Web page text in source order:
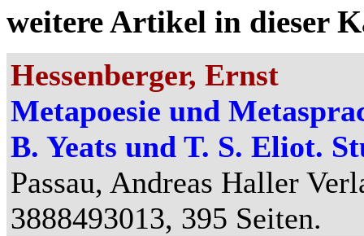
weitere Artikel in dieser
Hessenberger, Ernst
Metapoesie und
B. Yeats und T. S. Eliot.
Passau, Andreas Haller
3888493013, 395 Seiten.